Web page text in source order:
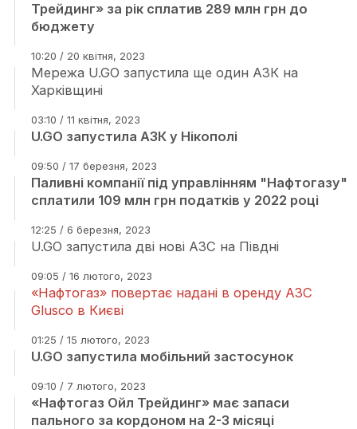
Трейдинг» за рік сплатив 289 млн грн до
бюджету
10:20 / 20 квітня, 2023
Мережа U.GO запустила ще один АЗК на
Харківщині
03:10 / 11 квітня, 2023
U.GO запустила АЗК у Нікополі
09:50 / 17 березня, 2023
Паливні компанії під управлінням "Нафтогазу"
сплатили 109 млн грн податків у 2022 році
12:25 / 6 березня, 2023
U.GO запустила дві нові АЗС на Півдні
09:05 / 16 лютого, 2023
«Нафтогаз» повертає надані в оренду АЗС
Glusco в Києві
01:25 / 15 лютого, 2023
U.GO запустила мобільний застосунок
09:10 / 7 лютого, 2023
«Нафтогаз Ойл Трейдинг» має запаси
пального за кордоном на 2-3 місяці